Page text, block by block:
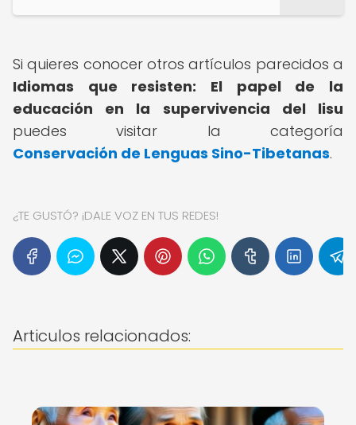
Si quieres conocer otros artículos parecidos a
Idiomas que resisten: El papel de la
educación en la supervivencia del lisu
puedes visitar la categoría
Conservación de Lenguas Sino-Tibetanas.
¿TE GUSTÓ? ¡DALE VOZ EN TUS REDES!
Articulos relacionados: